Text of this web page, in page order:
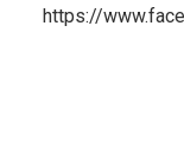
https://